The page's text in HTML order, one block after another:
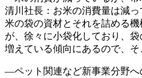
清川社長：お米の消費量は減
米の袋の資材とそれを詰める
が、徐々に小袋化しており、
増えている傾向にあるので、そ
―ペット関連など新事業分野へ